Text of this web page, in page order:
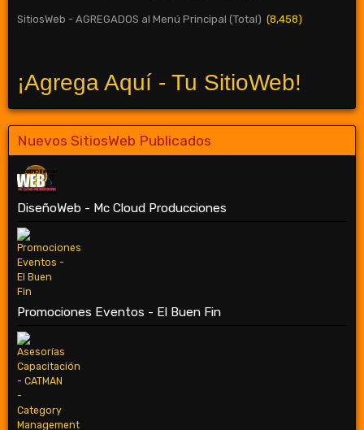
SitiosWeb - AGREGADOS al Menú Principal (Total) (8,458)
¡Agrega Aquí - Tu SitioWeb!
Nuevos SitiosWeb Publicados
DiseñoWeb - Mc Cloud Producciones
Promociones Eventos - El Buen Fin